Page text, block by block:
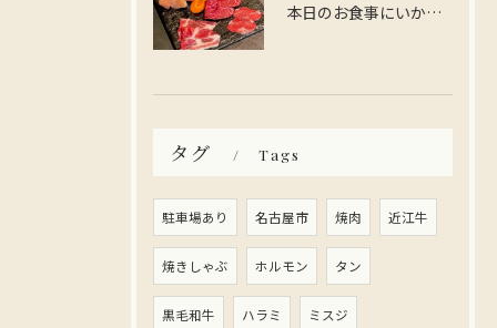
本日のお食事にいかがですか？
タグ Tags
駐車場あり 名古屋市 焼肉 近江牛
焼きしゃぶ ホルモン タン
黒毛和牛 ハラミ ミスジ